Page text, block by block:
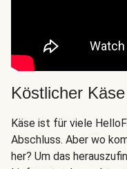
Köstlicher
Käse ist für viele
Abschluss. Aber wo
her? Um das